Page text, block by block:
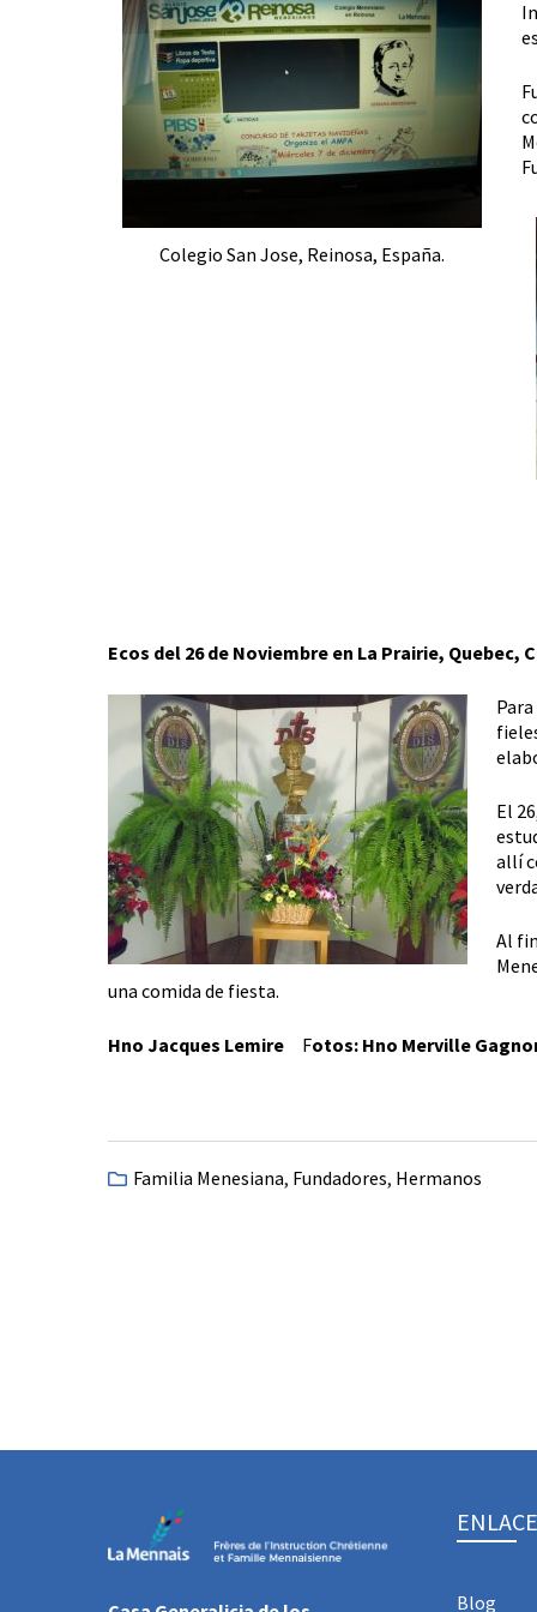
Colegio San Jose, Reinosa, España.
Ecos del 26 de Noviembre en La Prairie, Quebec,
El
allí
Al
una comida de fiesta.
Hno Jacques Lemire Fotos: Hno Merville
Familia Menesiana, Fundadores, Hermanos
Blog